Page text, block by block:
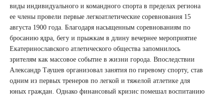
виды индивидуального и командного спорта в пределах региона
ее члены провели первые легкоатлетические соревнования 15
августа 1900 года. Благодаря насыщенным соревнованиям по
бросанию ядра, бегу и прыжкам в длину вечернее мероприятие
Екатеринославского атлетического общества запомнилось
зрителям как массовое событие в жизни города. Впоследствии
Александр Таушев организовал занятия по гиревому спорту, став
одним из первых тренеров по легкой и тяжелой атлетике для
юных граждан. Однако финансовый кризис помешал воспитанию